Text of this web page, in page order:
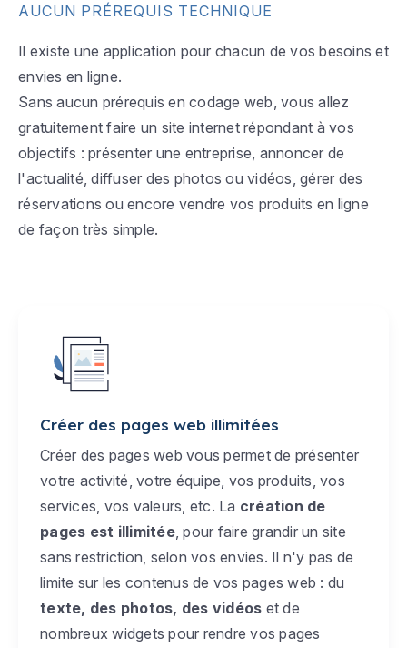
AUCUN PRÉREQUIS TECHNIQUE
Il existe une application pour chacun de vos besoins et
envies en ligne.
Sans aucun prérequis en codage web, vous allez
gratuitement faire un site internet répondant à vos
objectifs : présenter une entreprise, annoncer de
l'actualité, diffuser des photos ou vidéos, gérer des
réservations ou encore vendre vos produits en ligne
de façon très simple.
Créer des pages web illimitées
Créer des pages web vous permet de présenter
votre activité, votre équipe, vos produits, vos
services, vos valeurs, etc. La création de
pages est illimitée, pour faire grandir un site
sans restriction, selon vos envies. Il n'y pas de
limite sur les contenus de vos pages web : du
texte, des photos, des vidéos et de
nombreux widgets pour rendre vos pages